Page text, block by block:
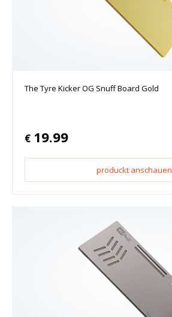
The Tyre Kicker OG Snuff Board Gold
€ 19.99
produckt anschauen